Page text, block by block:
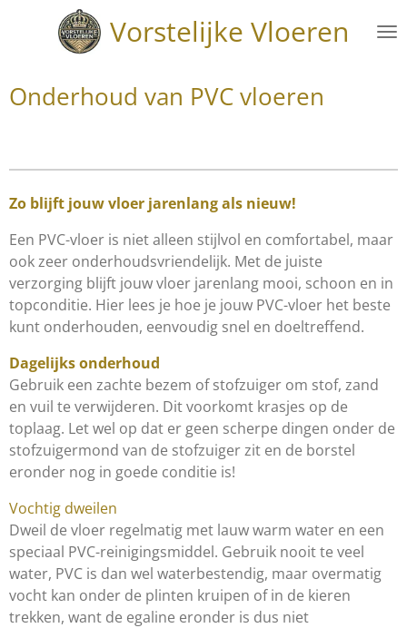
hoofdinhoud
Vorstelijke Vloeren
Onderhoud van PVC vloeren
Zo blijft jouw vloer jarenlang als nieuw!
Een PVC-vloer is niet alleen stijlvol en comfortabel, maar
ook zeer onderhoudsvriendelijk. Met de juiste
verzorging blijft jouw vloer jarenlang mooi, schoon en in
topconditie. Hier lees je hoe je jouw PVC-vloer het beste
kunt onderhouden, eenvoudig snel en doeltreffend.
Dagelijks onderhoud
Gebruik een zachte bezem of stofzuiger om stof, zand
en vuil te verwijderen. Dit voorkomt krasjes op de
toplaag. Let wel op dat er geen scherpe dingen onder de
stofzuigermond van de stofzuiger zit en de borstel
eronder nog in goede conditie is!
Vochtig dweilen
Dweil de vloer regelmatig met lauw warm water en een
speciaal PVC-reinigingsmiddel. Gebruik nooit te veel
water, PVC is dan wel waterbestendig, maar overmatig
vocht kan onder de plinten kruipen of in de kieren
trekken, want de egaline eronder is dus niet